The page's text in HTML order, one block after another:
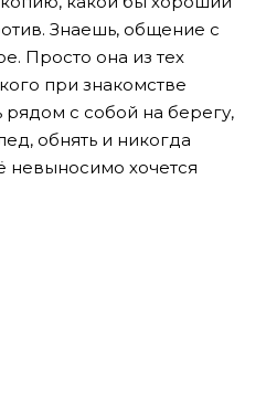
Знаешь, общение с
Просто она из тех
при знакомстве
рядом с собой на берегу,
обнять и никогда
невыносимо хочется